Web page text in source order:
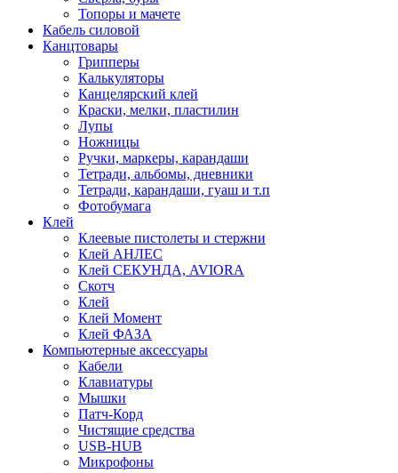
Топоры и мачете
Кабель силовой
Канцтовары
Грипперы
Калькуляторы
Канцелярский клей
Краски, мелки, пластилин
Лупы
Ножницы
Ручки, маркеры, карандаши
Тетради, альбомы, дневники
Тетради, карандаши, гуаш и т.п
Фотобумага
Клей
Клеевые пистолеты и стержни
Клей АНЛЕС
Клей СЕКУНДА, AVIORA
Скотч
Клей
Клей Момент
Клей ФАЗА
Компьютерные аксессуары
Кабели
Клавиатуры
Мышки
Патч-Корд
Чистящие средства
USB-HUB
Микрофоны